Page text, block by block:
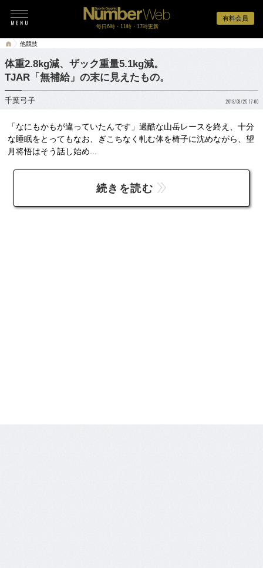
有料会員
毎日6時・11時・17時更新
他競技
体重2.8kg減、ザック重量5.1kg減。
TJAR「無補給」の末に見えたもの。
千葉弓子 2018/08/25 17:00
「なにもかもが違っていたんです」過酷な山岳レースを終え、十分
な睡眠をとってもなお、ぎこちなく軋む体を椅子に沈めながら、望
月将悟はそう話し始め...
続きを読む